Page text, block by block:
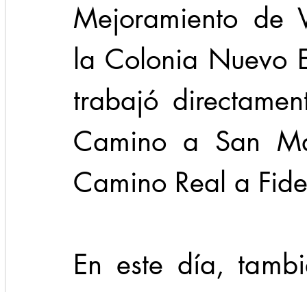
Mejoramiento de
la Colonia Nuevo
trabajó
Camino a San
Camino Real a
En este día,